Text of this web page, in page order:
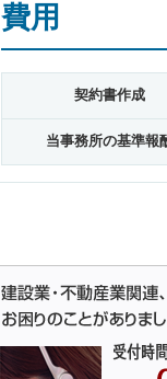
費用
契約書作成
当事務所の基準報